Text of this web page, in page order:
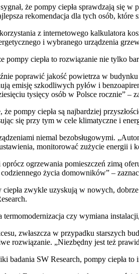
że pompy ciepła sprawdzają się
rekomendacja dla tych osób, które
z internetowego kalkulatora
i wybranego urządzenia
pompy ciepła to rozwiązanie nie tylko
poprawić jakość powietrza w
emisję szkodliwych pyłów i
tysięcy osób w Polsce rocznie” –
pompy ciepła są najbardziej
się przy tym w cele klimatyczne i
niemal bezobsługowymi.
monitorować zużycie energii i
ogrzewania pomieszczeń zimą
życia domowników” –
zwykle uzyskują w nowych,
czy wymiana
zwłaszcza w przypadku starszych
rozwiązanie. „Niezbędny jest też
badania SW Research, pompy ciepła